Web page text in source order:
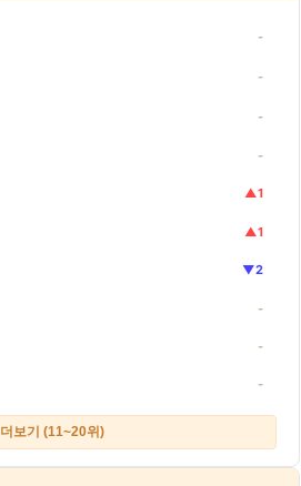
-
-
-
-
▲1
▲1
▼2
-
-
-
더보기 (11~20위)